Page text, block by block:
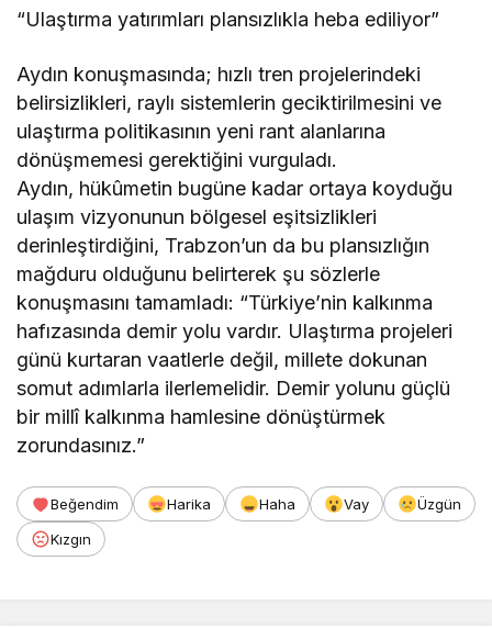
“Ulaştırma yatırımları plansızlıkla heba ediliyor”
Aydın konuşmasında; hızlı tren projelerindeki
belirsizlikleri, raylı sistemlerin geciktirilmesini ve
ulaştırma politikasının yeni rant alanlarına
dönüşmemesi gerektiğini vurguladı.
Aydın, hükûmetin bugüne kadar ortaya koyduğu
ulaşım vizyonunun bölgesel eşitsizlikleri
derinleştirdiğini, Trabzon’un da bu plansızlığın
mağduru olduğunu belirterek şu sözlerle
konuşmasını tamamladı: “Türkiye’nin kalkınma
hafızasında demir yolu vardır. Ulaştırma projeleri
günü kurtaran vaatlerle değil, millete dokunan
somut adımlarla ilerlemelidir. Demir yolunu güçlü
bir millî kalkınma hamlesine dönüştürmek
zorundasınız.”
Beğendim Harika Haha Vay
Üzgün
Kızgın